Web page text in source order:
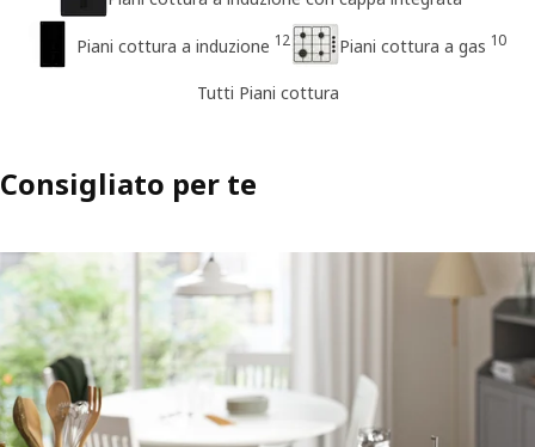
Piani cottura a induzione 12 Piani cottura a gas 10
Tutti Piani cottura
Consigliato per te